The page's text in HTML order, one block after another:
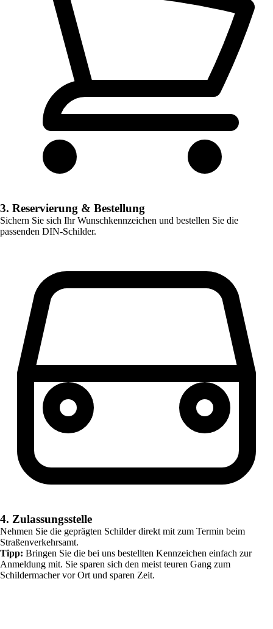
3. Reservierung & Bestellung
Sichern Sie sich Ihr Wunschkennzeichen und bestellen Sie die
passenden DIN-Schilder.
4. Zulassungsstelle
Nehmen Sie die geprägten Schilder direkt mit zum Termin beim
Straßenverkehrsamt.
Tipp: Bringen Sie die bei uns bestellten Kennzeichen einfach zur
Anmeldung mit. Sie sparen sich den meist teuren Gang zum
Schildermacher vor Ort und sparen Zeit.